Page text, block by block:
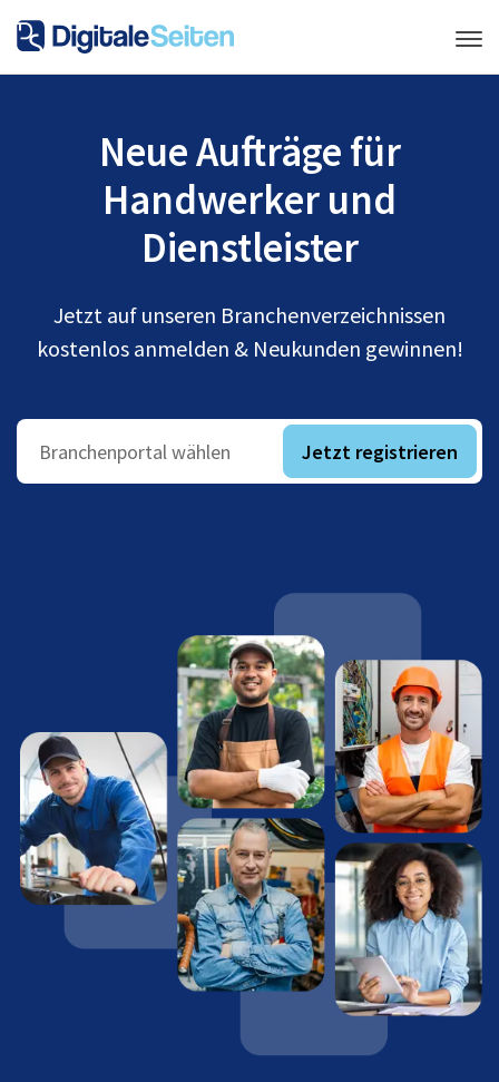
Neue Aufträge für
Handwerker und
Dienstleister
Jetzt auf unseren Branchenverzeichnissen
kostenlos anmelden & Neukunden gewinnen!
Branchenportal wählen Jetzt registrieren